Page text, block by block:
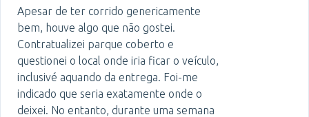
Apesar de ter corrido genericamente
bem, houve algo que não gostei.
Contratualizei parque coberto e
questionei o local onde iria ficar o veículo,
inclusivé aquando da entrega. Foi-me
indicado que seria exatamente onde o
deixei. No entanto, durante uma semana